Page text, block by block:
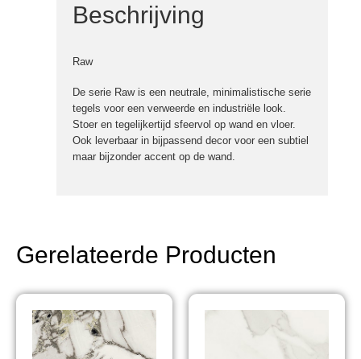
Beschrijving
Raw
De serie Raw is een neutrale, minimalistische serie
tegels voor een verweerde en industriële look.
Stoer en tegelijkertijd sfeervol op wand en vloer.
Ook leverbaar in bijpassend decor voor een subtiel
maar bijzonder accent op de wand.
Gerelateerde Producten